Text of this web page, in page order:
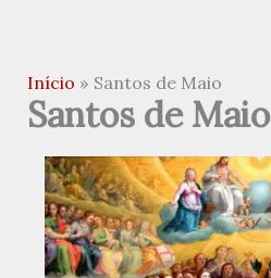
Início Santos de Maio
Santos de Maio